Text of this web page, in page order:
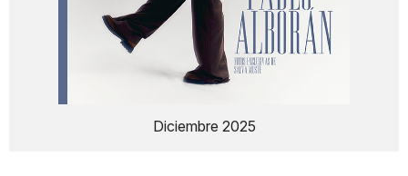
Diciembre 2025